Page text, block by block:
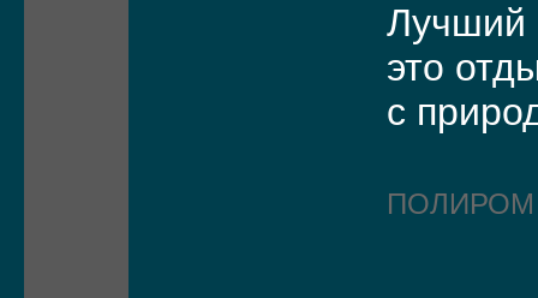
Лучший
это
с